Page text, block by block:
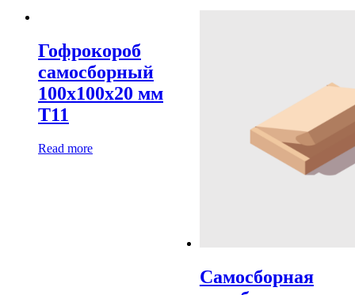
Гофрокороб
самосборный
100х100х20 мм
Т11
Read more
Самосборная